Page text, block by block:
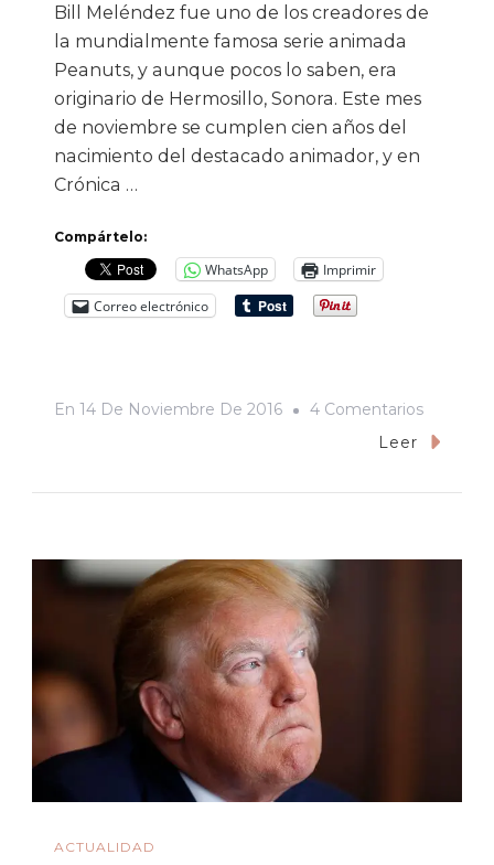
Bill Meléndez fue uno de los creadores de
la mundialmente famosa serie animada
Peanuts, y aunque pocos lo saben, era
originario de Hermosillo, Sonora. Este mes
de noviembre se cumplen cien años del
nacimiento del destacado animador, y en
Crónica …
Compártelo:
WhatsApp
Imprimir
Correo electrónico
En 14 De Noviembre De 2016 4 ComentariosEn
Bill
Leer
ACTUALIDAD